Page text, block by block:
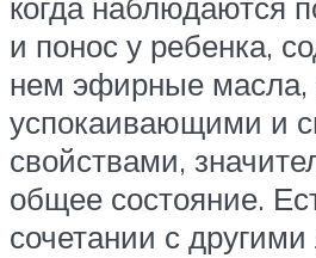
и понос у ребенка,
нем эфирные масла,
успокаивающими и
свойствами,
общее состояние.
сочетании с